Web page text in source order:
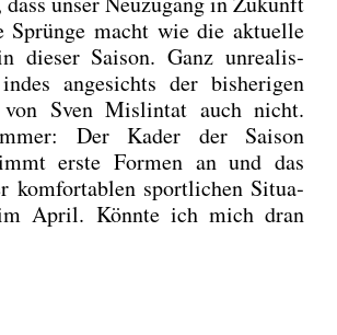
Sprün­ge macht wie die aktu­el­le
die­ser Sai­son. Ganz unrea­lis­
ange­sichts der bis­he­ri­gen
von Sven Mislin­tat auch nicht.
Der Kader der Sai­son
ers­te For­men an und das
kom­for­ta­blen sport­li­chen Situa­
April. Könn­te ich mich dran